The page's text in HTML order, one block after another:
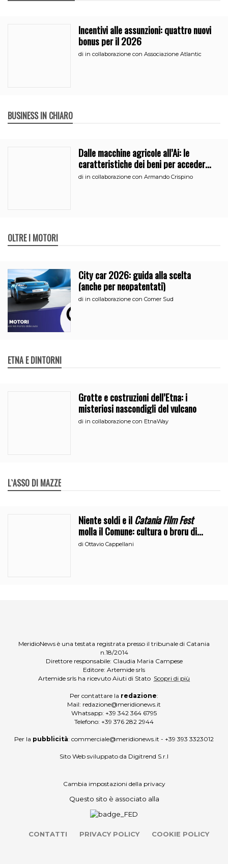
Incentivi alle assunzioni: quattro nuovi
bonus per il 2026
di in collaborazione con Associazione Atlantic
BUSINESS IN CHIARO
Dalle macchine agricole all’Ai: le
caratteristiche dei beni per accedere
all’iperammortamento
di in collaborazione con Armando Crispino
OLTRE I MOTORI
City car 2026: guida alla scelta
(anche per neopatentati)
di in collaborazione con Comer Sud
ETNA E DINTORNI
Grotte e costruzioni dell’Etna: i
misteriosi nascondigli del vulcano
di in collaborazione con EtnaWay
L`ASSO DI MAZZE
Niente soldi e ilCatania Film Fest
molla il Comune: cultura o broru di
ciciri?
diOttavio Cappellani
MeridioNews è una testata registrata presso il tribunale di Catania
n.18/2014
Direttore responsabile: Claudia Maria Campese
Editore: Artemide srls
Artemide srls ha ricevuto Aiuti di Stato Scopri di più
Per contattare la redazione:
Mail: redazione@meridionews.it
Whatsapp: +39 342 364 6795
Telefono: +39 376 282 2944
Per la pubblicità: commerciale@meridionews.it - +39 393 3323012
Sito Web sviluppato da Digitrend S.r.l
Cambia impostazioni della privacy
Questo sito è associato alla
CONTATTI PRIVACY POLICY COOKIE POLICY